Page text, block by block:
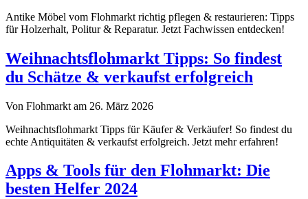
Antike Möbel vom Flohmarkt richtig pflegen & restaurieren: Tipps
für Holzerhalt, Politur & Reparatur. Jetzt Fachwissen entdecken!
Weihnachtsflohmarkt Tipps: So findest
du Schätze & verkaufst erfolgreich
Von Flohmarkt am 26. März 2026
Weihnachtsflohmarkt Tipps für Käufer & Verkäufer! So findest du
echte Antiquitäten & verkaufst erfolgreich. Jetzt mehr erfahren!
Apps & Tools für den Flohmarkt: Die
besten Helfer 2024